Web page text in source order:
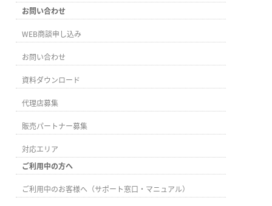
お問い合わせ
WEB商談申し込み
お問い合わせ
資料ダウンロード
代理店募集
販売パートナー募集
対応エリア
ご利用中の方へ
ご利用中のお客様へ（サポート窓口・マニュアル）